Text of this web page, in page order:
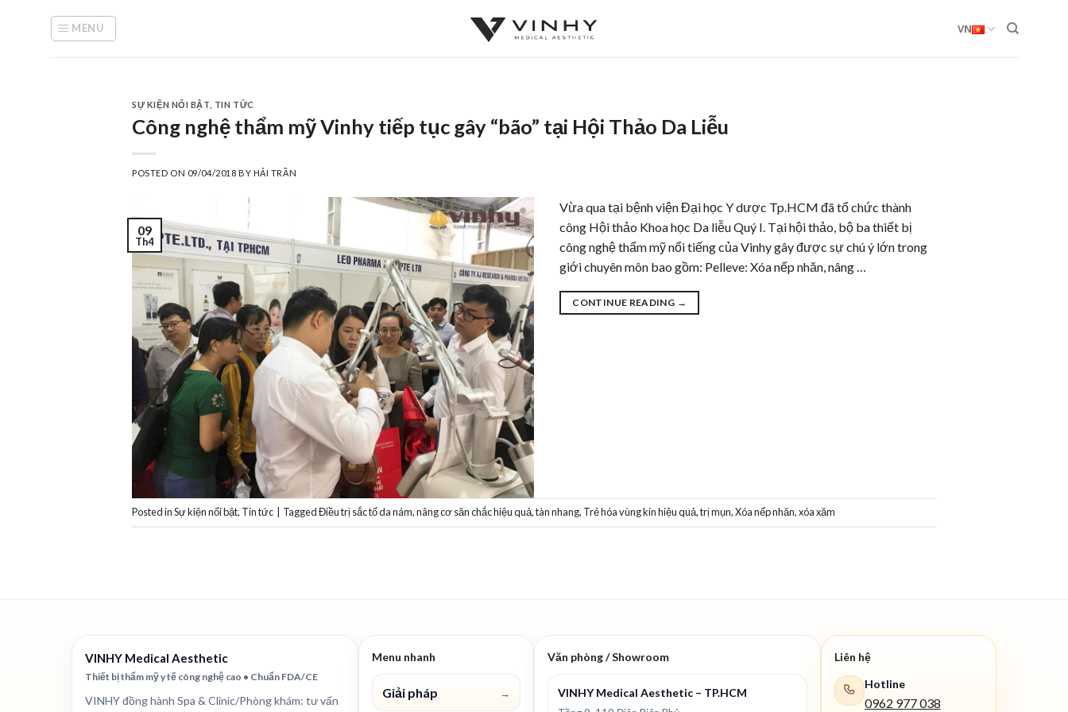
MENU VN
SỰ KIỆN NỔI BẬT TIN TỨC
Công nghệ thẩm mỹ Vinhy tiếp tục gây “bão” tại Hội Thảo Da Liễu
POSTED ON 09/04/2018 BY HẢI TRẦN
09
Th4
Vừa qua tại bệnh viện Đại học Y dược Tp.HCM đã tổ chức thành
công Hội thảo Khoa học Da liễu Quý I. Tại hội thảo, bộ ba thiết bị
công nghệ thẩm mỹ nổi tiếng của Vinhy gây được sự chú ý lớn trong
giới chuyên môn bao gồm: Pelleve: Xóa nếp nhăn, nâng …
CONTINUE READING →
Posted inSự kiện nổi bật, Tin tức TaggedĐiều trị sắc tố da nám,nâng cơ săn chắc hiệu quả,tàn nhang, Trẻ hóa vùng kín hiệu quả,trị mụn,Xóa nếp nhăn,xóa xăm
VINHY Medical Aesthetic
Thiết bị thẩm mỹ y tế công nghệ cao • Chuẩn FDA/CE
VINHY đồng hành Spa & Clinic/Phòng khám: tư vấn
Menu nhanh
Giải pháp →
Văn phòng / Showroom
VINHY Medical Aesthetic – TP.HCM
Liên hệ
Hotline
0962 977 038